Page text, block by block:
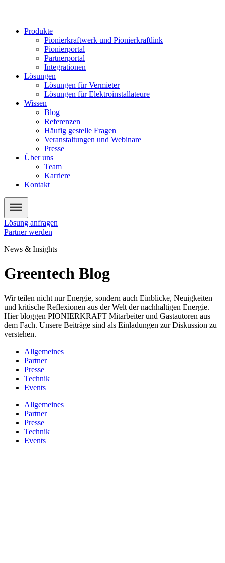
Produkte
Pionierkraftwerk und Pionierkraftlink
Pionierportal
Partnerportal
Integrationen
Lösungen
Lösungen für Vermieter
Lösungen für Elektroinstallateure
Wissen
Blog
Referenzen
Häufig gestelle Fragen
Veranstaltungen und Webinare
Presse
Über uns
Team
Karriere
Kontakt
Lösung anfragen
Partner werden
News & Insights
Greentech Blog
Wir teilen nicht nur Energie, sondern auch Einblicke, Neuigkeiten
und kritische Reflexionen aus der Welt der nachhaltigen Energie.
Hier bloggen PIONIERKRAFT Mitarbeiter und Gastautoren aus
dem Fach. Unsere Beiträge sind als Einladungen zur Diskussion zu
verstehen.
Allgemeines
Partner
Presse
Technik
Events
Allgemeines
Partner
Presse
Technik
Events